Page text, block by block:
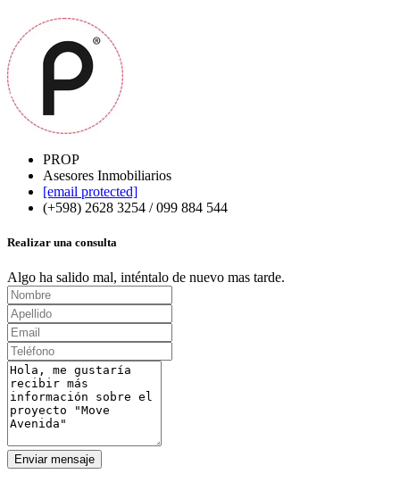
PROP
Asesores Inmobiliarios
[email protected]
(+598) 2628 3254 / 099 884 544
Realizar una consulta
Algo ha salido mal, inténtalo de nuevo mas tarde.
Enviar mensaje